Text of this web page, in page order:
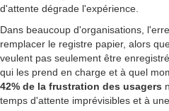
d'attente dégrade l'expérience.
Dans beaucoup d'organisations,
remplacer le registre papier, alors
veulent pas seulement être
qui les prend en charge et à quel
42% de la frustration des usagers
temps d'attente imprévisibles et à